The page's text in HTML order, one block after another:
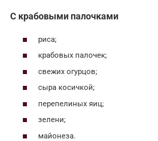
С крабовыми палочками
риса;
крабовых палочек;
свежих огурцов;
сыра косичкой;
перепелиных яиц;
зелени;
майонеза.